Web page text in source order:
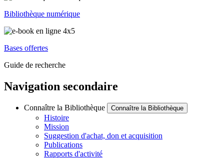
Bibliothèque numérique
Bases offertes
Guide de recherche
Navigation secondaire
Connaître la Bibliothèque Connaître la Bibliothèque
Histoire
Mission
Suggestion d'achat, don et acquisition
Publications
Rapports d'activité